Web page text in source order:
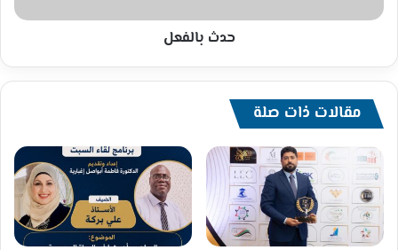
حدث بالفعل
مقالات ذات صلة